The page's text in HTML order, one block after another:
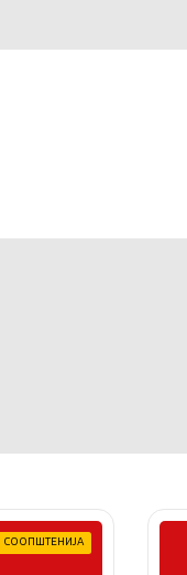
СООПШТЕНИЈА